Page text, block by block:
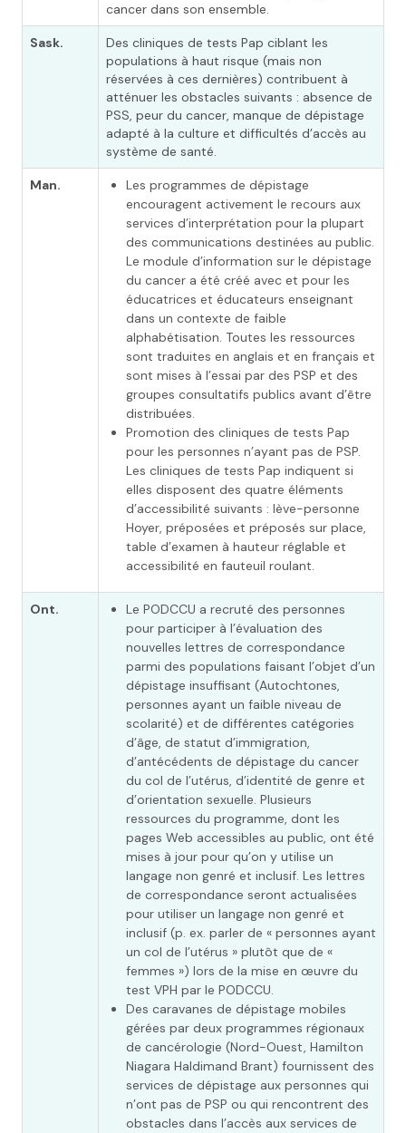
cancer dans son ensemble.
Sask.
Des cliniques de tests Pap ciblant les
populations à haut risque (mais non
réservées à ces dernières) contribuent à
atténuer les obstacles suivants : absence de
PSS, peur du cancer, manque de dépistage
adapté à la culture et difficultés d’accès au
système de santé.
Man.
Les programmes de dépistage
encouragent activement le recours aux
services d’interprétation pour la plupart
des communications destinées au public.
Le module d’information sur le dépistage
du cancer a été créé avec et pour les
éducatrices et éducateurs enseignant
dans un contexte de faible
alphabétisation. Toutes les ressources
sont traduites en anglais et en français et
sont mises à l’essai par des PSP et des
groupes consultatifs publics avant d’être
distribuées.
Promotion des cliniques de tests Pap
pour les personnes n’ayant pas de PSP.
Les cliniques de tests Pap indiquent si
elles disposent des quatre éléments
d’accessibilité suivants : lève-personne
Hoyer, préposées et préposés sur place,
table d’examen à hauteur réglable et
accessibilité en fauteuil roulant.
Ont.
Le PODCCU a recruté des personnes
pour participer à l’évaluation des
nouvelles lettres de correspondance
parmi des populations faisant l’objet d’un
dépistage insuffisant (Autochtones,
personnes ayant un faible niveau de
scolarité) et de différentes catégories
d’âge, de statut d’immigration,
d’antécédents de dépistage du cancer
du col de l’utérus, d’identité de genre et
d’orientation sexuelle. Plusieurs
ressources du programme, dont les
pages Web accessibles au public, ont été
mises à jour pour qu’on y utilise un
langage non genré et inclusif. Les lettres
de correspondance seront actualisées
pour utiliser un langage non genré et
inclusif (p. ex. parler de « personnes ayant
un col de l’utérus » plutôt que de «
femmes ») lors de la mise en œuvre du
test VPH par le PODCCU.
Des caravanes de dépistage mobiles
gérées par deux programmes régionaux
de cancérologie (Nord-Ouest, Hamilton
Niagara Haldimand Brant) fournissent des
services de dépistage aux personnes qui
n’ont pas de PSP ou qui rencontrent des
obstacles dans l’accès aux services de